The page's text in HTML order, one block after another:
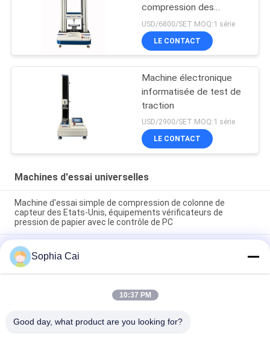
compression des
matériaux
USD/6800/SET MOQ:1 série
LE CONTACT
Machine électronique
informatisée de test de
traction
USD/2900/SET MOQ:1 série
LE CONTACT
Machines d'essai universelles
Machine d'essai simple de compression de colonne de
capteur des Etats-Unis, équipements vérificateurs de
pression de papier avec le contrôle de PC
Machines d'essai universelles de colonne de double de moteur
à courant alternatif Pour le plastique/caoutchouc/tissu avec
la garantie de 1 an
machines d'essai de la température haute-basse de la
vitesse 1~500mm/min/appareil de contrôle universels
Sophia Cai
10:37 PM
Good day, what product are you looking for?